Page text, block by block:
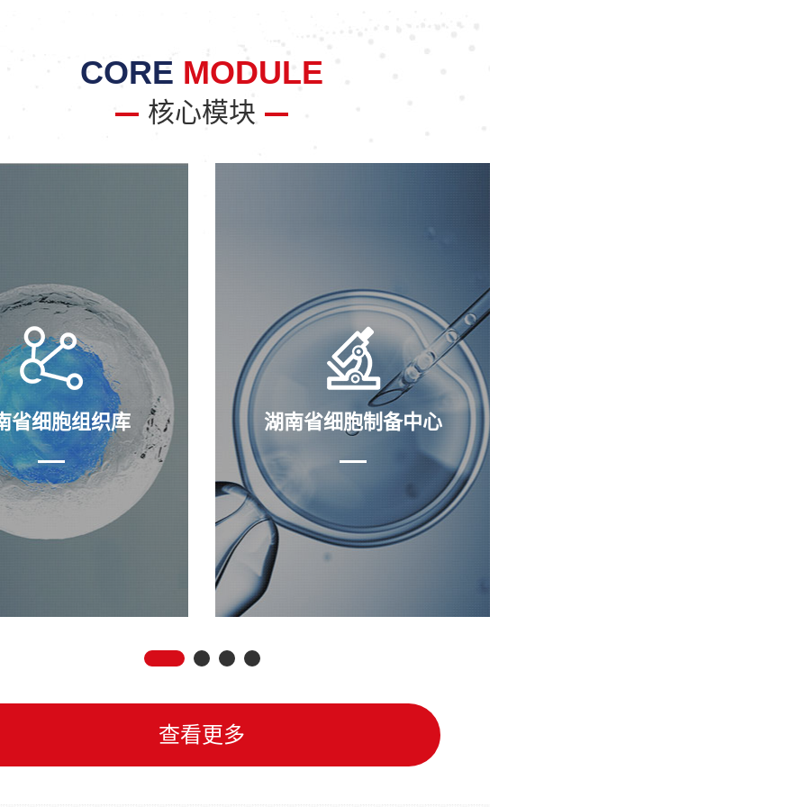
CORE MODULE
核心模块
省细胞组织库 湖南省细胞制备中心
查看更多